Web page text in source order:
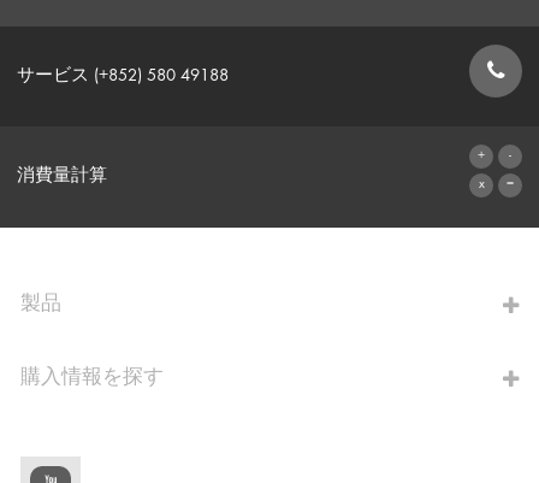
サービス (+852) 580 49188
消費量計算
製品
購入情報を探す